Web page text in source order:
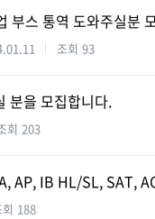
부스 통역 도와주실분
조회 93
분을 모집합니다.
회 203
AP, IB HL/SL, SAT,
188